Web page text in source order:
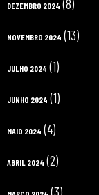
DEZEMBRO 2024 (8)
NOVEMBRO 2024 (13)
JULHO 2024 (1)
JUNHO 2024 (1)
MAIO 2024 (4)
ABRIL 2024 (2)